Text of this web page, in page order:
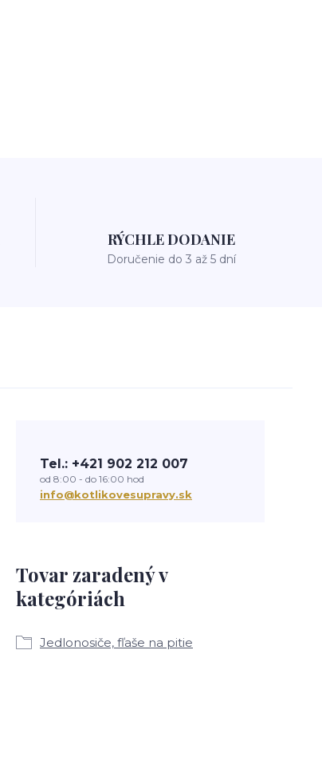
RÝCHLE DODANIE
Doručenie do 3 až 5 dní
Tovar zaradený v
kategóriách
Jedlonosiče, fľaše na pitie
Tel.: +421 902 212 007
od 8:00 - do 16:00 hod
info@kotlikovesupravy.sk